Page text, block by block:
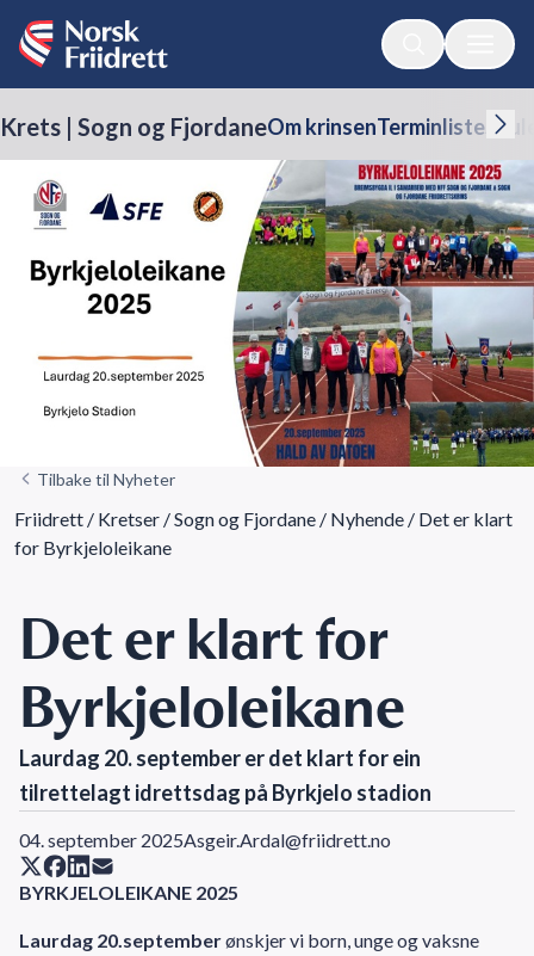
Krets | Sogn og FjordaneOm krinsenTerminliste
Tilbake til Nyheter
Friidrett / Kretser /Sogn og Fjordane / Nyhende / Det er klart
for Byrkjeloleikane
Det er klart for
Byrkjeloleikane
Laurdag 20. september er det klart for ein
tilrettelagt idrettsdag på Byrkjelo stadion
04. september 2025Asgeir.Ardal@friidrett.no
BYRKJELOLEIKANE 2025
Laurdag 20.septemberønskjer vi born, unge og vaksne